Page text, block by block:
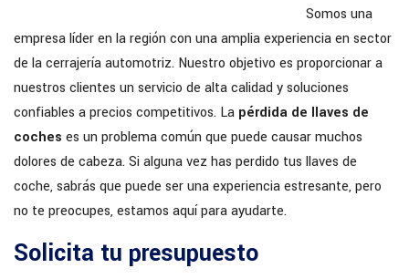
Somos una
empresa líder en la región con una amplia experiencia en sector
de la cerrajería automotriz. Nuestro objetivo es proporcionar a
nuestros clientes un servicio de alta calidad y soluciones
confiables a precios competitivos. La pérdida de llaves de
coches es un problema común que puede causar muchos
dolores de cabeza. Si alguna vez has perdido tus llaves de
coche, sabrás que puede ser una experiencia estresante, pero
no te preocupes, estamos aquí para ayudarte.
Solicita tu presupuesto